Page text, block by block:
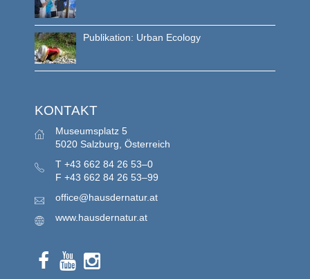
Publikation: Urban Ecology
KONTAKT
Museumsplatz 5
5020 Salzburg, Österreich
T +43 662 84 26 53–0
F +43 662 84 26 53–99
office@hausdernatur.at
www.hausdernatur.at